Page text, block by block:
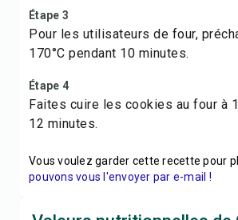
Étape 3
Pour les utilisateurs de four,
170°C pendant 10 minutes.
Étape 4
Faites cuire les cookies au four à
12 minutes.
Vous voulez garder cette recette pour
pouvons vous l'envoyer par e-mail !